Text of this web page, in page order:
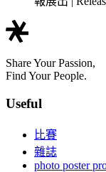
Share Your Passion,
Find Your People.
Useful
比賽
雜誌
photo poster